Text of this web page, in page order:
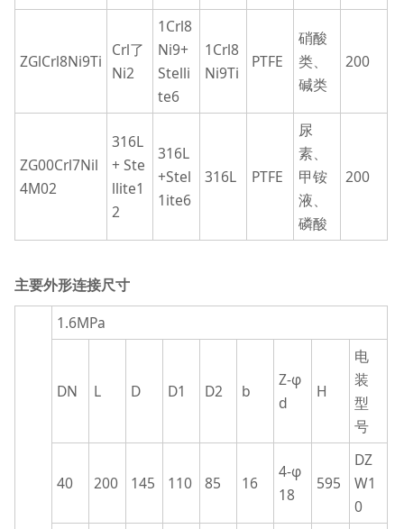
ZGlCrl8Ni9Ti
Crl了
Ni2
1Crl8
Ni9+
Stelli
te6
1Crl8
Ni9Ti
PTFE
硝酸
类、
碱类
200
ZG00Crl7Nil
4M02
316L
+ Ste
llite1
2
316L
+Stel
1ite6
316L PTFE
尿
素、
甲铵
液、
磷酸
200
主要外形连接尺寸
1.6MPa
DN L D D1 D2 b
Z-φ
d
H
电
装
型
号
40 200 145 110 85 16
4-φ
18
595
DZ
W1
0